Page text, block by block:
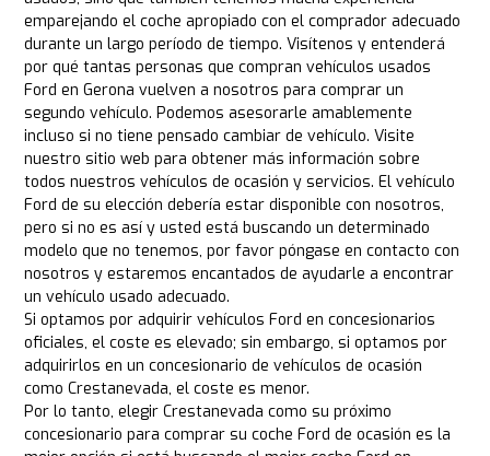
emparejando el coche apropiado con el comprador adecuado
durante un largo período de tiempo. Visítenos y entenderá
por qué tantas personas que compran vehículos usados
Ford en Gerona vuelven a nosotros para comprar un
segundo vehículo. Podemos asesorarle amablemente
incluso si no tiene pensado cambiar de vehículo. Visite
nuestro sitio web para obtener más información sobre
todos nuestros vehículos de ocasión y servicios. El vehículo
Ford de su elección debería estar disponible con nosotros,
pero si no es así y usted está buscando un determinado
modelo que no tenemos, por favor póngase en contacto con
nosotros y estaremos encantados de ayudarle a encontrar
un vehículo usado adecuado.
Si optamos por adquirir vehículos Ford en concesionarios
oficiales, el coste es elevado; sin embargo, si optamos por
adquirirlos en un concesionario de vehículos de ocasión
como Crestanevada, el coste es menor.
Por lo tanto, elegir Crestanevada como su próximo
concesionario para comprar su coche Ford de ocasión es la